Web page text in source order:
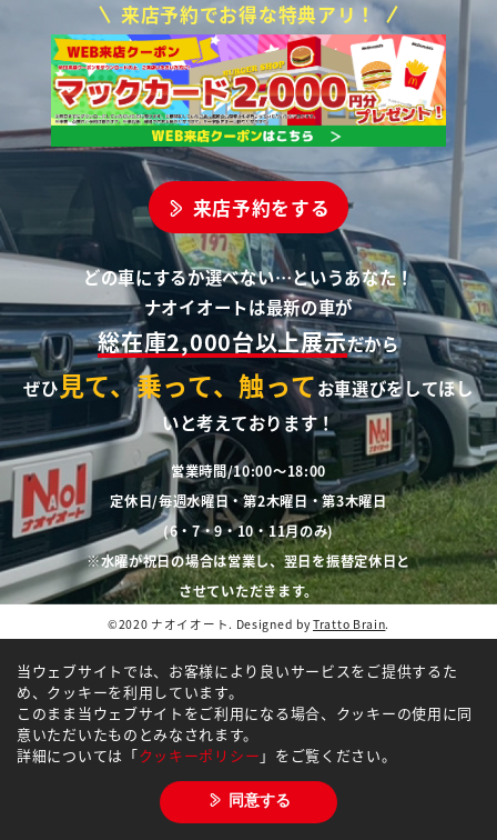
来店予約でお得な特典アリ！
来店予約をする
どの車にするか選べない…というあなた！
ナオイオートは最新の車が
総在庫2,000台以上展示だから
ぜひ見て、乗って、触ってお車選びをしてほし
いと考えております！
営業時間/10:00～18:00
定休日/毎週水曜日・第2木曜日・第3木曜日
(6・7・9・10・11月のみ)
※水曜が祝日の場合は営業し、翌日を振替定休日と
させていただきます。
©2020 ナオイオート. Designed byTratto Brain.
当ウェブサイトでは、お客様により良いサービスをご提供するた
め、クッキーを利用しています。
このまま当ウェブサイトをご利用になる場合、クッキーの使用に同
意いただいたものとみなされます。
詳細については「クッキーポリシー 」をご覧ください。
同意する